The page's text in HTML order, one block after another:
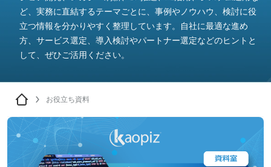
ど、実務に直結するテーマごとに、事例やノウハウ、検討に役
立つ情報を分かりやすく整理しています。自社に最適な進め
方、サービス選定、導入検討やパートナー選定などのヒントと
して、ぜひご活用ください。
お役立ち資料